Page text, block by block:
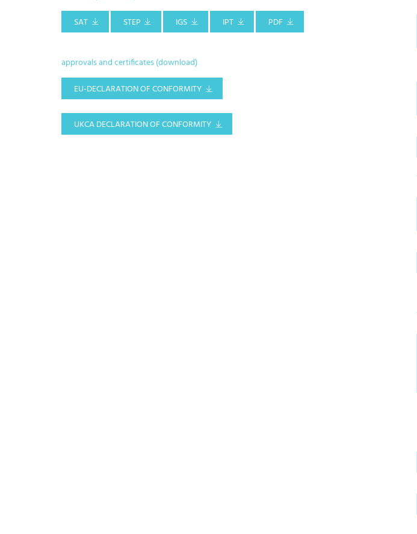
SAT
STEP IGS IPT PDF
approvals and certificates (download)
EU-DECLARATION OF CONFORMITY
UKCA DECLARATION OF CONFORMITY